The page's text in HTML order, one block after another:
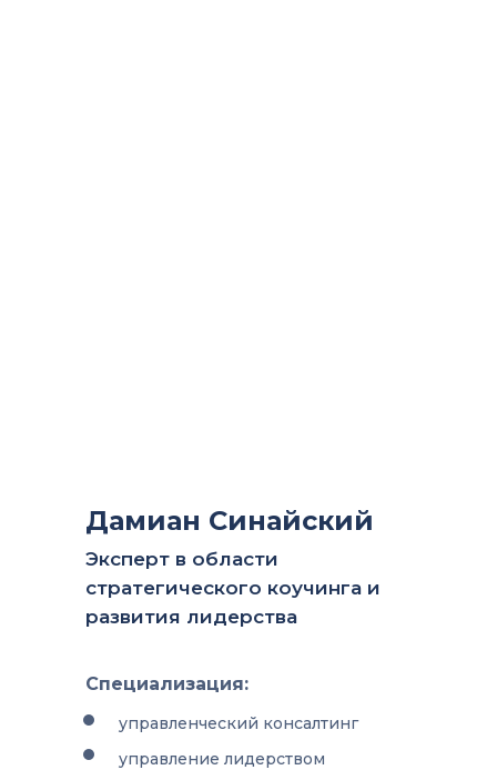
Дамиан Синайский
Эксперт в области
стратегического коучинга и
развития лидерства
Специализация:
управленческий консалтинг
управление лидерством